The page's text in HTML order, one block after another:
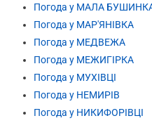
Погода у МАЛА
Погода у МАР'ЯНІВКА
Погода у МЕДВЕЖА
Погода у МЕЖИГІРКА
Погода у МУХІВЦІ
Погода у НЕМИРІВ
Погода у НИКИФОРІВЦІ